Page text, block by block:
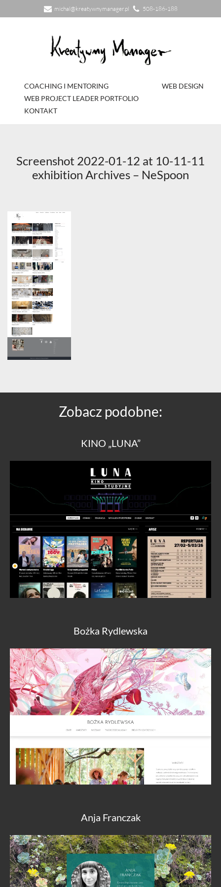
michal@kreatywnymanager.pl 508-186-188
COACHING I MENTORING
WEB DESIGN
WEB PROJECT LEADER PORTFOLIO
KONTAKT
Screenshot 2022-01-12 at 10-11-11
exhibition Archives – NeSpoon
Zobacz podobne:
KINO „LUNA”
Bożka Rydlewska
Anja Franczak